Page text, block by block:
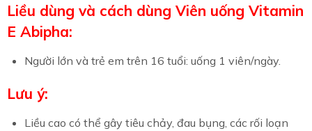
Liều dùng và cách dùng Viên uống Vitamin
E Abipha:
Người lớn và trẻ em trên 16 tuổi: uống 1 viên/ngày.
Lưu ý:
Liều cao có thể gây tiêu chảy, đau bụng, các rối loạn